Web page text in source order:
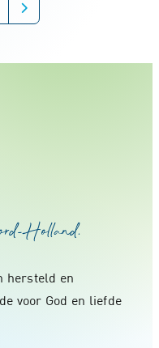
Holland.
hersteld en
voor God en liefde